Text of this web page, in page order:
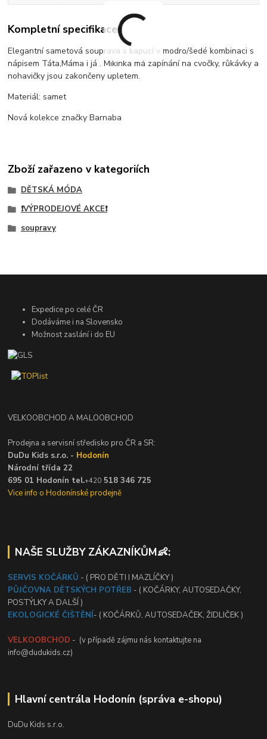
Kompletní specifikace
Elegantní sametová souprava s kapucí v modro/šedé kombinaci s
nápisem Táta,Máma i já . Mikinka má zapínání na cvočky, růkávky a
nohavičky jsou zakončeny upletem.
Materiál: samet
Nová kolekce značky Barnaba
Zboží zařazeno v kategoriích
DĚTSKÁ MÓDA
❗VÝPRODEJOVÉ AKCE❗
soupravy
Expedice po celé ČR
Dodáváme i na Slovensko
Možnost zaslání i do EU
VELKOOBCHOD A MALOOBCHOD
Prodejna a servisní středisko pro ČR a SR:
DuDu Kids s.r.o. - Hodonín
Národní třída 22
695 01 Hodonín tel.+420 518 346 725
Vice info o Hodonínské prodejně
NAŠE SLUŽBY ZÁKAZNÍKŮM👶:
SERVIS KOČÁRKŮ - ( PRO DĚTI I MAZLÍČKY )
PŮJČOVNA DĚTSKÝCH POTŘEB - ( KOČÁRKY, AUTOSEDAČKY,
POSTÝLKY A DALŠÍ )
EKOLOGICKÉ ČIŠTĚNÍ- ( KOČÁRKŮ, AUTOSEDAČEK, ŽIDLIČEK )
VELKOOBCHOD - (v případě zájmu nás kontaktujte na
info@dudukids.cz)
Hlavní centrála Hodonín (správa e-shopu)
DuDu Kids s.r.o.